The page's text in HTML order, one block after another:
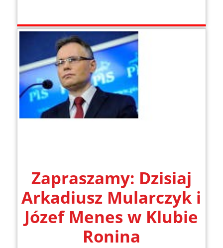
Zapraszamy: Dzisiaj
Arkadiusz Mularczyk i
Józef Menes w Klubie
Ronina